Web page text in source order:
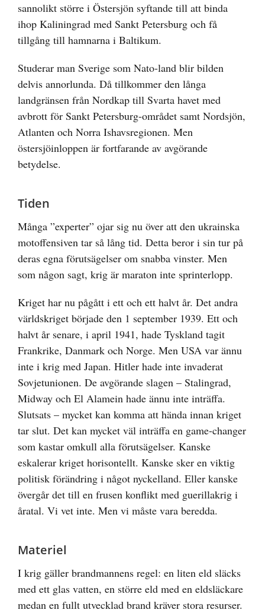
sannolikt större i Östersjön syftande till att binda
ihop Kaliningrad med Sankt Petersburg och få
tillgång till hamnarna i Baltikum.
Studerar man Sverige som Nato-land blir bilden
delvis annorlunda. Då tillkommer den långa
landgränsen från Nordkap till Svarta havet med
avbrott för Sankt Petersburg-området samt Nordsjön,
Atlanten och Norra Ishavsregionen. Men
östersjöinloppen är fortfarande av avgörande
betydelse.
Tiden
Många ”experter” ojar sig nu över att den ukrainska
motoffensiven tar så lång tid. Detta beror i sin tur på
deras egna förutsägelser om snabba vinster. Men
som någon sagt, krig är maraton inte sprinterlopp.
Kriget har nu pågått i ett och ett halvt år. Det andra
världskriget började den 1 september 1939. Ett och
halvt år senare, i april 1941, hade Tyskland tagit
Frankrike, Danmark och Norge. Men USA var ännu
inte i krig med Japan. Hitler hade inte invaderat
Sovjetunionen. De avgörande slagen – Stalingrad,
Midway och El Alamein hade ännu inte inträffa.
Slutsats – mycket kan komma att hända innan kriget
tar slut. Det kan mycket väl inträffa en game-changer
som kastar omkull alla förutsägelser. Kanske
eskalerar kriget horisontellt. Kanske sker en viktig
politisk förändring i något nyckelland. Eller kanske
övergår det till en frusen konflikt med guerillakrig i
åratal. Vi vet inte. Men vi måste vara beredda.
Materiel
I krig gäller brandmannens regel: en liten eld släcks
med ett glas vatten, en större eld med en eldsläckare
medan en fullt utvecklad brand kräver stora resurser.